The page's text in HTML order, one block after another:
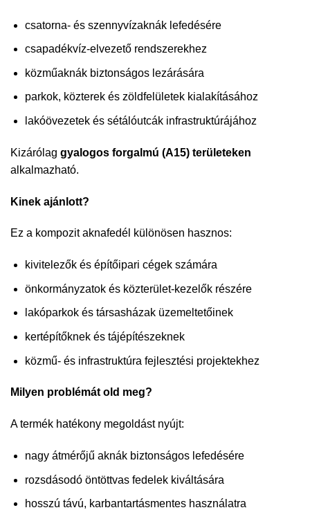
csatorna- és szennyvízaknák lefedésére
csapadékvíz-elvezető rendszerekhez
közműaknák biztonságos lezárására
parkok, közterek és zöldfelületek kialakításához
lakóövezetek és sétálóutcák infrastruktúrájához
Kizárólag gyalogos forgalmú (A15) területeken
alkalmazható.
Kinek ajánlott?
Ez a kompozit aknafedél különösen hasznos:
kivitelezők és építőipari cégek számára
önkormányzatok és közterület-kezelők részére
lakóparkok és társasházak üzemeltetőinek
kertépítőknek és tájépítészeknek
közmű- és infrastruktúra fejlesztési projektekhez
Milyen problémát old meg?
A termék hatékony megoldást nyújt:
nagy átmérőjű aknák biztonságos lefedésére
rozsdásodó öntöttvas fedelek kiváltására
hosszú távú, karbantartásmentes használatra